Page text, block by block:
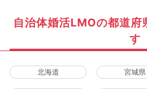
自治体婚活LMOの都道府
す
北海道 宮城県